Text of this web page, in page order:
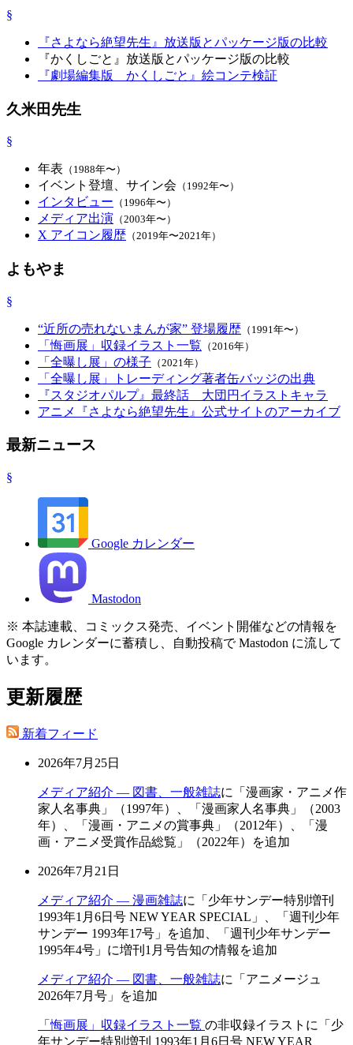
§
『さよなら絶望先生』放送版とパッケージ版の比較
『かくしごと』放送版とパッケージ版の比較
『劇場編集版 かくしごと』絵コンテ検証
久米田先生
§
年表 （1988年〜）
イベント登壇、サイン会 （1992年〜）
インタビュー （1996年〜）
メディア出演 （2003年〜）
X アイコン履歴 （2019年〜2021年）
よもやま
§
“近所の売れないまんが家” 登場履歴 （1991年〜）
「悔画展」収録イラスト一覧 （2016年）
「全曝し展」の様子 （2021年）
「全曝し展」トレーディング著者缶バッジの出典
『スタジオパルプ』最終話 大団円イラストキャラ
アニメ『さよなら絶望先生』公式サイトのアーカイブ
最新ニュース
§
Google カレンダー
Mastodon
※ 本誌連載、コミックス発売、イベント開催などの情報を
Google カレンダーに蓄積し、自動投稿で Mastodon に流して
います。
更新履歴
新着フィード
2026年7月25日
メディア紹介 — 図書、一般雑誌に「漫画家・アニメ作
家人名事典」（1997年）、「漫画家人名事典」（2003
年）、「漫画・アニメの賞事典」（2012年）、「漫
画・アニメ受賞作品総覧」（2022年）を追加
2026年7月21日
メディア紹介 — 漫画雑誌に「少年サンデー特別増刊
1993年1月6日号 NEW YEAR SPECIAL」、「週刊少年
サンデー 1993年17号」を追加、「週刊少年サンデー
1995年4号」に増刊1月号告知の情報を追加
メディア紹介 — 図書、一般雑誌に「アニメージュ
2026年7月号」を追加
「悔画展」収録イラスト一覧 の非収録イラストに「少
年サンデー特別増刊 1993年1月6日号 NEW YEAR